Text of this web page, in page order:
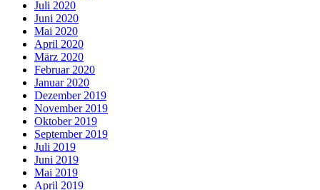
Juli 2020
Juni 2020
Mai 2020
April 2020
März 2020
Februar 2020
Januar 2020
Dezember 2019
November 2019
Oktober 2019
September 2019
Juli 2019
Juni 2019
Mai 2019
April 2019